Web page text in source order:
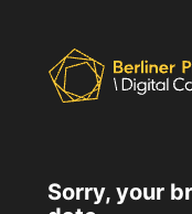
Sorry, your